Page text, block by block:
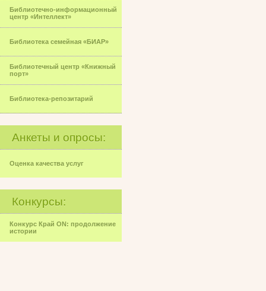
Библиотечно-информационный
центр «Интеллект»
Библиотека семейная «БИАР»
Библиотечный центр «Книжный
порт»
Библиотека-репозитарий
Анкеты и опросы:
Оценка качества услуг
Конкурсы:
Конкурс Край ON: продолжение
истории